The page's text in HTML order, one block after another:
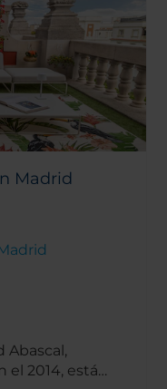
Madrid
Abascal,
2014, está